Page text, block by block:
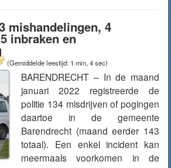
mishandelingen, 4
inbraken en
(Gemiddelde leestijd: 1 min, 4 sec)
BARENDRECHT – In de maand
januari 2022 registreerde de
politie 134 misdrijven of pogingen
daartoe in de gemeente
Barendrecht (maand eerder 143
totaal). Een enkel incident kan
meermaals voorkomen in de